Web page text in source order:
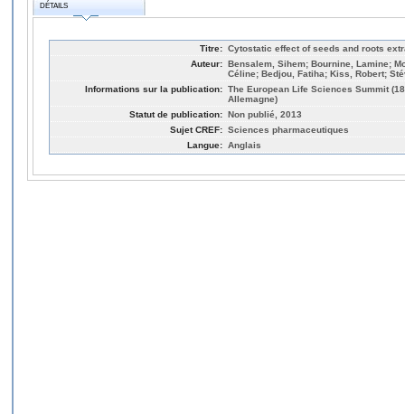
DÉTAILS
Titre: Cytostatic effect of seeds and roots
Auteur: Bensalem, Sihem; Bournine, Lamine;
Céline; Bedjou, Fatiha; Kiss, Robert;
Informations sur la publication: The European Life Sciences Summit
Allemagne)
Statut de publication: Non publié, 2013
Sujet CREF: Sciences pharmaceutiques
Langue: Anglais